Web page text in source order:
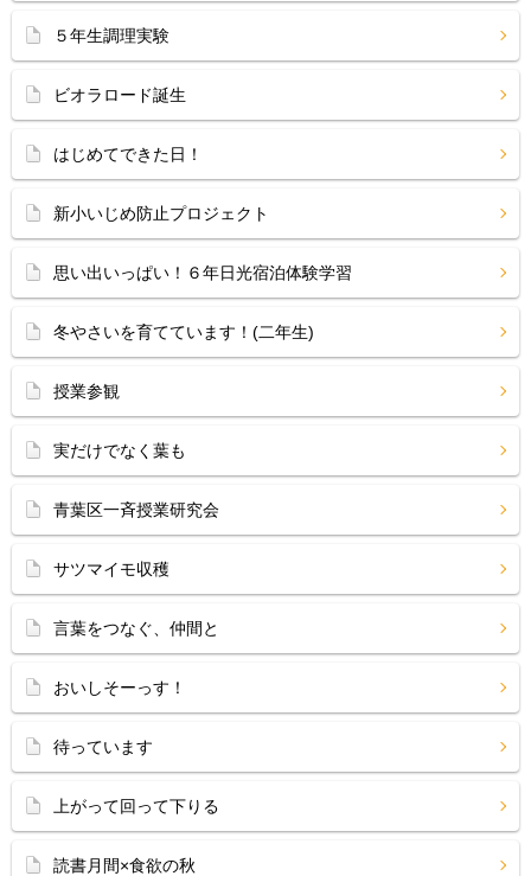
５年生調理実験
ビオラロード誕生
はじめてできた日！
新小いじめ防止プロジェクト
思い出いっぱい！６年日光宿泊体験学習
冬やさいを育てています！(二年生)
授業参観
実だけでなく葉も
青葉区一斉授業研究会
サツマイモ収穫
言葉をつなぐ、仲間と
おいしそーっす！
待っています
上がって回って下りる
読書月間×食欲の秋